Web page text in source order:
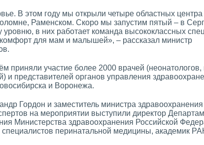
В этом году мы открыли четыре областных центра
Раменском. Скоро мы запустим пятый – в
в них работает команда высококлассных
для мам и малышей», – рассказал министр
приняли участие более 2000 врачей (неонатологов,
и представителей органов управления
и Воронежа.
Гордон и заместитель министра здравоохранения
на мероприятии выступили директор
Министерства здравоохранения Российской
перинатальной медицины, академик